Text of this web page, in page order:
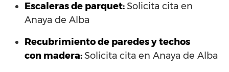
Escaleras de parquet:Solicita cita en
Anaya de Alba
Recubrimiento de paredes y techos
con madera:Solicita cita en Anaya de Alba